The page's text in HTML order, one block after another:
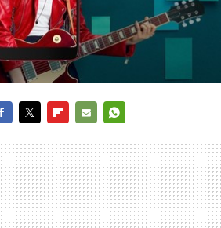
MAIL